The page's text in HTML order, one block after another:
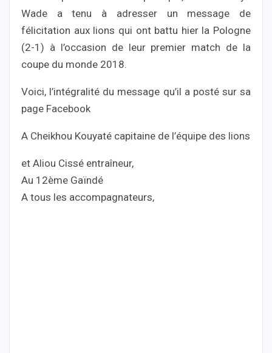
Wade a tenu à adresser un message de
félicitation aux lions qui ont battu hier la Pologne
(2-1) à l’occasion de leur premier match de la
coupe du monde 2018.
Voici, l’intégralité du message qu’il a posté sur sa
page Facebook
A Cheikhou Kouyaté capitaine de l’équipe des lions
et Aliou Cissé entraîneur,
Au 12ème Gaïndé
A tous les accompagnateurs,